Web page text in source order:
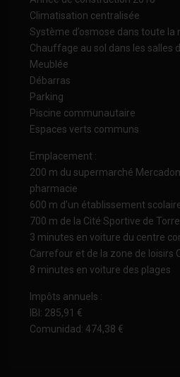
Climatisation centralisée
Système d’osmose dans toute la
Chauffage au sol dans les salles
Meublée
Débarras
Parking
Piscine communautaire
Espaces verts communs
Emplacement :
200 m du supermarché
pharmacie
600 m d’un établissement
700 m de la Cité Sportive de
3 minutes en voiture du centre
Carrefour et de la zone de loisirs
8 minutes en voiture des plages
Impôts annuels :
IBI: 285,91 €
Comunidad: 474,38 €